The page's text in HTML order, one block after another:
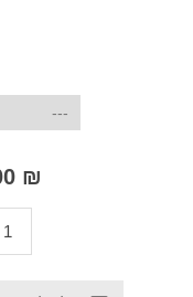
₪ 44.00 ללא מע"מ